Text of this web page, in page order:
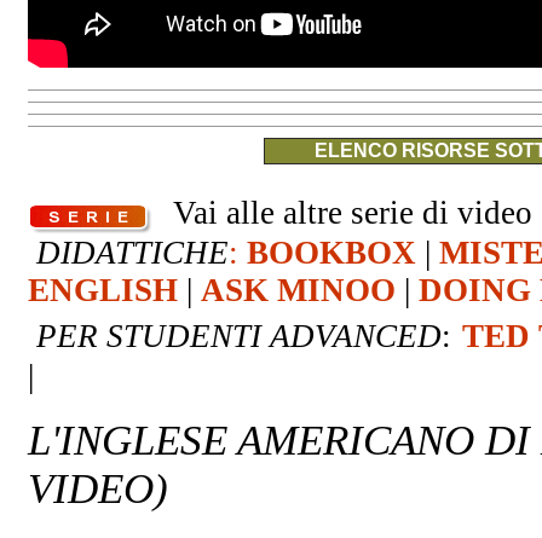
ELENCO RISORSE
Vai alle altre serie di
DIDATTICHE: BOOKBOX |
ENGLISH | ASK MINOO | DOING
PER STUDENTI ADVANCED: TED
|
L'INGLESE AMERICANO DI
VIDEO)